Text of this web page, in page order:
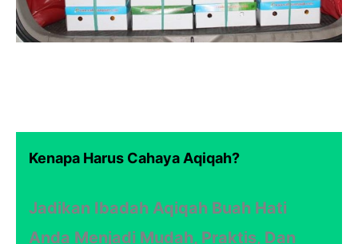
Kenapa Harus Cahaya Aqiqah?
Jadikan Ibadah Aqiqah Buah Hati
Anda Menjadi Mudah, Praktis, Dan